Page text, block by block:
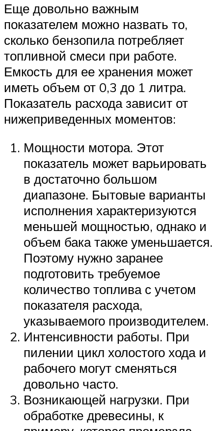
Еще довольно важным
показателем можно назвать то,
сколько бензопила потребляет
топливной смеси при работе.
Емкость для ее хранения может
иметь объем от 0,3 до 1 литра.
Показатель расхода зависит от
нижеприведенных моментов:
Мощности мотора. Этот
показатель может варьировать
в достаточно большом
диапазоне. Бытовые варианты
исполнения характеризуются
меньшей мощностью, однако и
объем бака также уменьшается.
Поэтому нужно заранее
подготовить требуемое
количество топлива с учетом
показателя расхода,
указываемого производителем.
Интенсивности работы. При
пилении цикл холостого хода и
рабочего могут сменяться
довольно часто.
Возникающей нагрузки. При
обработке древесины, к